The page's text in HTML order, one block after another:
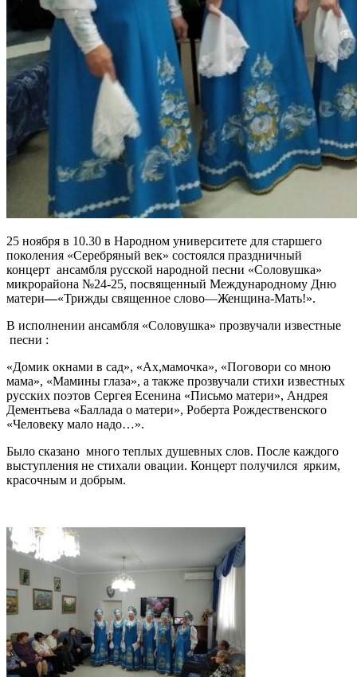
25 ноября в 10.30 в Народном университете для старшего
поколения «Серебряный век» состоялся праздничный
концерт ансамбля русской народной песни «Соловушка»
микрорайона №24-25, посвященный Международному Дню
матери—«Трижды священное слово—Женщина-Мать!».
В исполнении ансамбля «Соловушка» прозвучали известные
песни :
«Домик окнами в сад», «Ах,мамочка», «Поговори со мною
мама», «Мамины глаза», а также прозвучали стихи известных
русских поэтов Сергея Есенина «Письмо матери», Андрея
Дементьева «Баллада о матери», Роберта Рождественского
«Человеку мало надо…».
Было сказано много теплых душевных слов. После каждого
выступления не стихали овации. Концерт получился ярким,
красочным и добрым.